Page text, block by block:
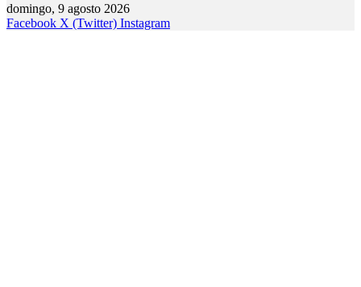
domingo, 9 agosto 2026
Facebook X (Twitter) Instagram